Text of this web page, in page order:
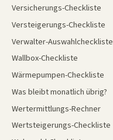
Versicherungs-Checkliste
Versteigerungs-Checkliste
Verwalter-Auswahlcheckliste
Wallbox-Checkliste
Wärmepumpen-Checkliste
Was bleibt monatlich übrig?
Wertermittlungs-Rechner
Wertsteigerungs-Checkliste